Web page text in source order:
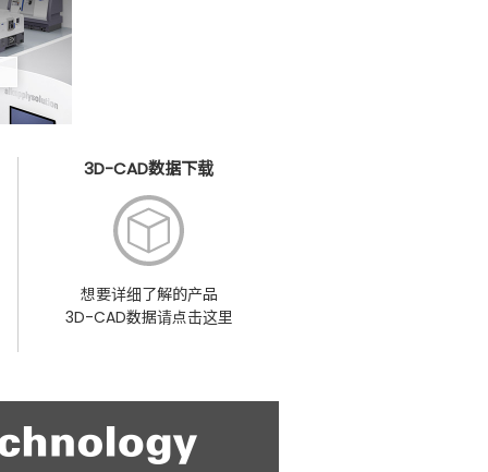
3D-CAD数据下载
想要详细了解的产品
3D-CAD数据请点击这里